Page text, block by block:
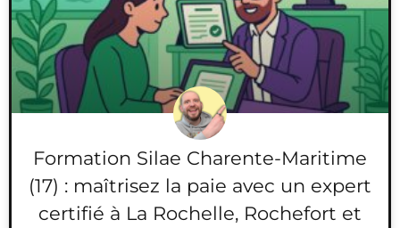
Formation Silae Charente-Maritime
(17) : maîtrisez la paie avec un expert
certifié à La Rochelle, Rochefort et